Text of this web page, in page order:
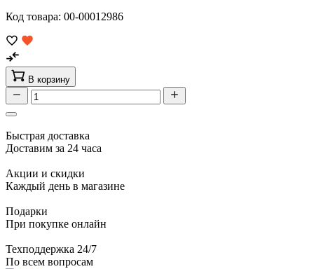
Код товара: 00-00012986
В корзину
Быстрая доставка
Доставим за 24 часа
Акции и скидки
Каждый день в магазине
Подарки
При покупке онлайн
Техподдержка 24/7
По всем вопросам